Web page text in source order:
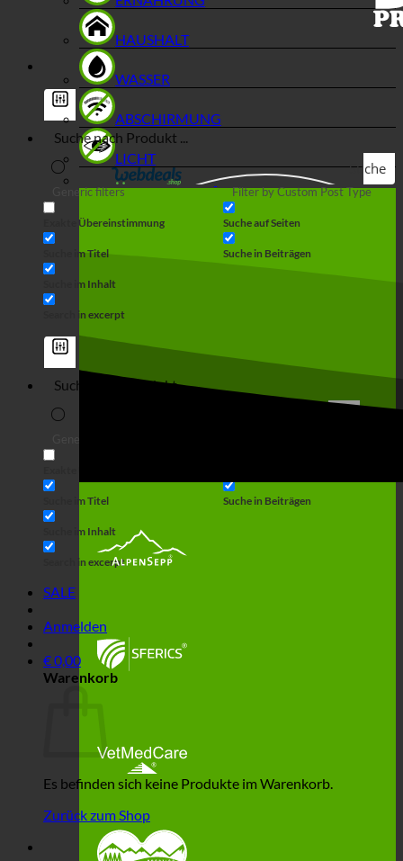
Suche
Generic filters
Exakte Übereinstimmung
Suche im Titel
Suche im Inhalt
Search in excerpt
Filter by Custom Post Type
Suche auf Seiten
Suche in Beiträgen
Suche im Titel
Suche im Inhalt
Search in excerpt
Suche in Beiträgen
SALE
Anmelden
€0,00
Warenkorb
Es befinden sich keine Produkte im Warenkorb.
Zurück zum Shop
HAUSHALT
WASSER
ABSCHIRMUNG
LICHT